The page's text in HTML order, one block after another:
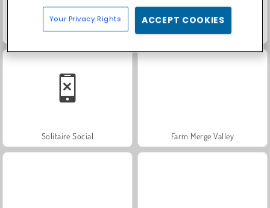
Masha and the Bear: Meadows Scala 40
Solitaire Social Farm Merge Valley
Your Privacy Rights ACCEPT COOKIES